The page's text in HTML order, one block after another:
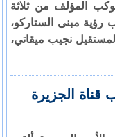
المؤلف من ثلاثة
رؤية مبنى الستاركو،
نجيب ميقاتي،